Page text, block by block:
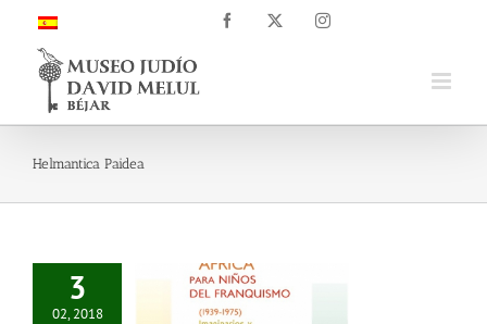
contenido
Facebook Instagram
Helmantica Paidea
3
02, 2018